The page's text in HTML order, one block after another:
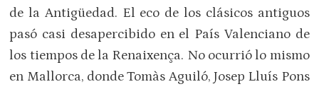
de la Antigüedad. El eco de los clásicos antiguos
pasó casi desapercibido en el País Valenciano de
los tiempos de la Renaixença. No ocurrió lo mismo
en Mallorca, donde Tomàs Aguiló, Josep Lluís Pons